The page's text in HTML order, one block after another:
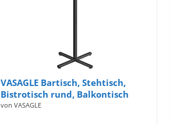
VASAGLE Bartisch, Stehtisch,
Bistrotisch rund, Balkontisch
Indoor, Kleiner hoher Tisch für
von VASAGLE